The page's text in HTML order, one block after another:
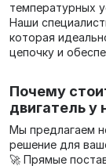
температурных
Наши
которая
цепочку и
Почему
двигатель у
Мы предлагаем
решение для
🚀 Прямые